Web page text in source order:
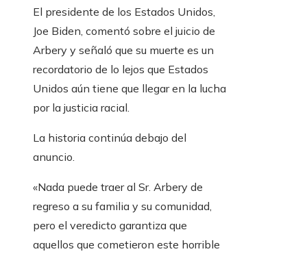
El presidente de los Estados Unidos,
Joe Biden, comentó sobre el juicio de
Arbery y señaló que su muerte es un
recordatorio de lo lejos que Estados
Unidos aún tiene que llegar en la lucha
por la justicia racial.
La historia continúa debajo del
anuncio.
«Nada puede traer al Sr. Arbery de
regreso a su familia y su comunidad,
pero el veredicto garantiza que
aquellos que cometieron este horrible